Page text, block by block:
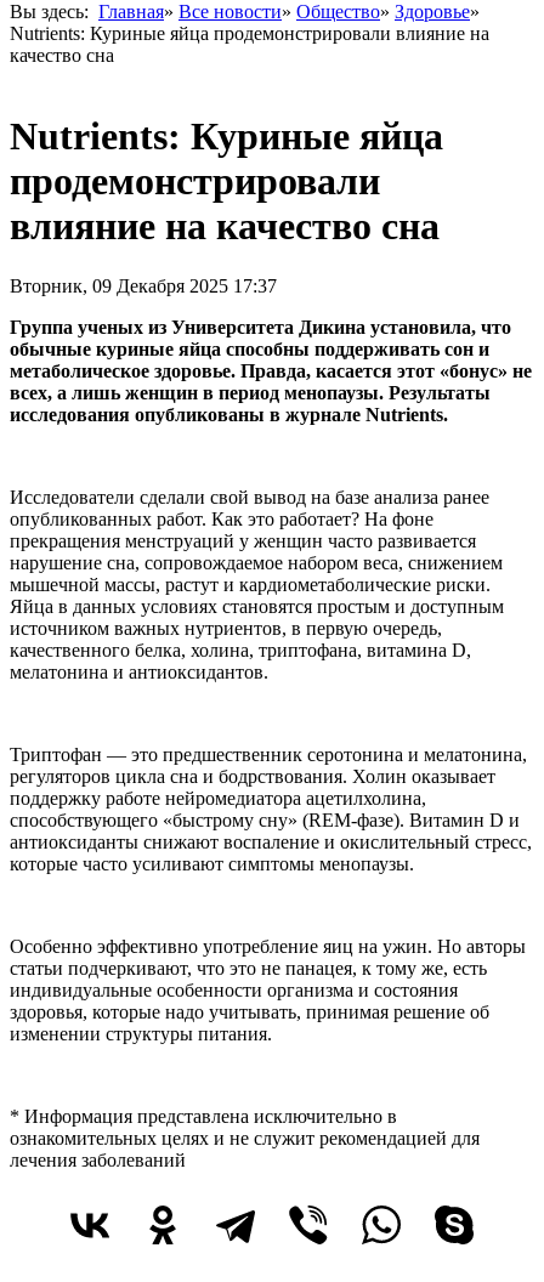
Вы здесь: Главная» Все новости» Общество» Здоровье»
Nutrients: Куриные яйца продемонстрировали влияние на
качество сна
Nutrients: Куриные яйца
продемонстрировали
влияние на качество сна
Вторник, 09 Декабря 2025 17:37
Группа ученых из Университета Дикина установила, что
обычные куриные яйца способны поддерживать сон и
метаболическое здоровье. Правда, касается этот «бонус» не
всех, а лишь женщин в период менопаузы. Результаты
исследования опубликованы в журнале Nutrients.
Исследователи сделали свой вывод на базе анализа ранее
опубликованных работ. Как это работает? На фоне
прекращения менструаций у женщин часто развивается
нарушение сна, сопровождаемое набором веса, снижением
мышечной массы, растут и кардиометаболические риски.
Яйца в данных условиях становятся простым и доступным
источником важных нутриентов, в первую очередь,
качественного белка, холина, триптофана, витамина D,
мелатонина и антиоксидантов.
Триптофан — это предшественник серотонина и мелатонина,
регуляторов цикла сна и бодрствования. Холин оказывает
поддержку работе нейромедиатора ацетилхолина,
способствующего «быстрому сну» (REM-фазе). Витамин D и
антиоксиданты снижают воспаление и окислительный стресс,
которые часто усиливают симптомы менопаузы.
Особенно эффективно употребление яиц на ужин. Но авторы
статьи подчеркивают, что это не панацея, к тому же, есть
индивидуальные особенности организма и состояния
здоровья, которые надо учитывать, принимая решение об
изменении структуры питания.
* Информация представлена исключительно в
ознакомительных целях и не служит рекомендацией для
лечения заболеваний